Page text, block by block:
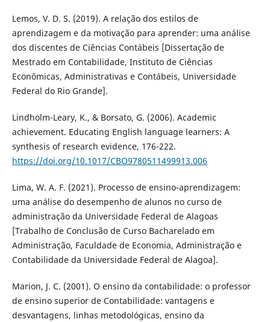
Lemos, V. D. S. (2019). A relação dos estilos de
aprendizagem e da motivação para aprender: uma análise
dos discentes de Ciências Contábeis [Dissertação de
Mestrado em Contabilidade, Instituto de Ciências
Econômicas, Administrativas e Contábeis, Universidade
Federal do Rio Grande].
Lindholm-Leary, K., & Borsato, G. (2006). Academic
achievement. Educating English language learners: A
synthesis of research evidence, 176-222.
https://doi.org/10.1017/CBO9780511499913.006
Lima, W. A. F. (2021). Processo de ensino-aprendizagem:
uma análise do desempenho de alunos no curso de
administração da Universidade Federal de Alagoas
[Trabalho de Conclusão de Curso Bacharelado em
Administração, Faculdade de Economia, Administração e
Contabilidade da Universidade Federal de Alagoa].
Marion, J. C. (2001). O ensino da contabilidade: o professor
de ensino superior de Contabilidade: vantagens e
desvantagens, linhas metodológicas, ensino da